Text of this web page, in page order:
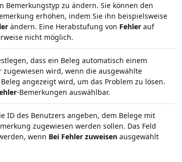
Bemerkungstyp zu ändern. Sie können den
erhöhen, indem Sie ihn beispielsweise
ändern. Eine Herabstufung von Fehlerauf
nicht möglich.
dass ein Beleg automatisch einem
zugewiesen wird, wenn die ausgewählte
angezeigt wird, um das Problem zu lösen.
-Bemerkungen auswählbar.
ID des Benutzers angeben, dem Belege mit
zugewiesen werden sollen. Das Feld
wenn Bei Fehler zuweisenausgewählt